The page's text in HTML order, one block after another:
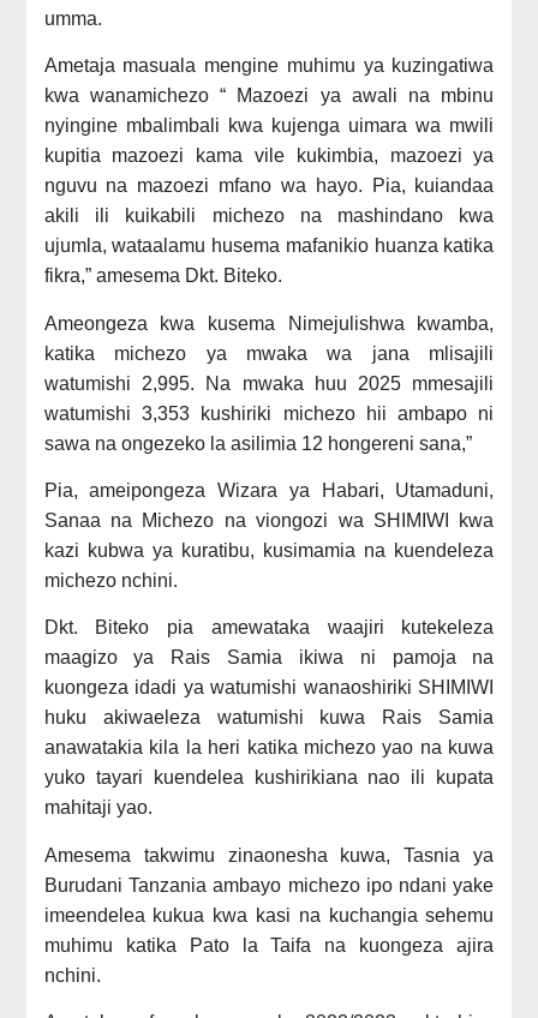
umma.
Ametaja masuala mengine muhimu ya kuzingatiwa
kwa wanamichezo “ Mazoezi ya awali na mbinu
nyingine mbalimbali kwa kujenga uimara wa mwili
kupitia mazoezi kama vile kukimbia, mazoezi ya
nguvu na mazoezi mfano wa hayo. Pia, kuiandaa
akili ili kuikabili michezo na mashindano kwa
ujumla, wataalamu husema mafanikio huanza katika
fikra,” amesema Dkt. Biteko.
Ameongeza kwa kusema Nimejulishwa kwamba,
katika michezo ya mwaka wa jana mlisajili
watumishi 2,995. Na mwaka huu 2025 mmesajili
watumishi 3,353 kushiriki michezo hii ambapo ni
sawa na ongezeko la asilimia 12 hongereni sana,”
Pia, ameipongeza Wizara ya Habari, Utamaduni,
Sanaa na Michezo na viongozi wa SHIMIWI kwa
kazi kubwa ya kuratibu, kusimamia na kuendeleza
michezo nchini.
Dkt. Biteko pia amewataka waajiri kutekeleza
maagizo ya Rais Samia ikiwa ni pamoja na
kuongeza idadi ya watumishi wanaoshiriki SHIMIWI
huku akiwaeleza watumishi kuwa Rais Samia
anawatakia kila la heri katika michezo yao na kuwa
yuko tayari kuendelea kushirikiana nao ili kupata
mahitaji yao.
Amesema takwimu zinaonesha kuwa, Tasnia ya
Burudani Tanzania ambayo michezo ipo ndani yake
imeendelea kukua kwa kasi na kuchangia sehemu
muhimu katika Pato la Taifa na kuongeza ajira
nchini.